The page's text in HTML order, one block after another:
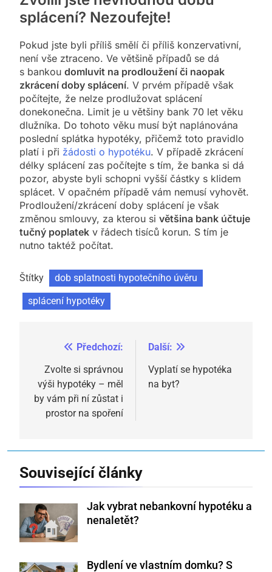
splácení? Nezoufejte!
Pokud jste byli příliš smělí či příliš konzervativní,
není vše ztraceno. Ve většině případů se dá
s bankou domluvit na prodloužení či naopak
zkrácení doby splácení. V prvém případě však
počítejte, že nelze prodlužovat splácení
donekonečna. Limit je u většiny bank 70 let věku
dlužníka. Do tohoto věku musí být naplánována
poslední splátka hypotéky, přičemž toto pravidlo
platí i při žádosti o hypotéku. V případě zkrácení
délky splácení zas počítejte s tím, že banka si dá
pozor, abyste byli schopni vyšší částky s klidem
splácet. V opačném případě vám nemusí vyhovět.
Prodloužení/zkrácení doby splácení je však
změnou smlouvy, za kterou si většina bank účtuje
tučný poplatek v řádech tisíců korun. S tím je
nutno taktéž počítat.
Štítky
dob splatnosti hypotečního úvěru
splácení hypotéky
Navigace
pro
příspěvek
Předchozí:
Zvolte si správnou
výši hypotéky – měl
by vám při ní zůstat i
prostor na spoření
Další:
Vyplatí se hypotéka
na byt?
Související články
Jak vybrat nebankovní hypotéku a
nenaletět?
Bydlení ve vlastním domku? S